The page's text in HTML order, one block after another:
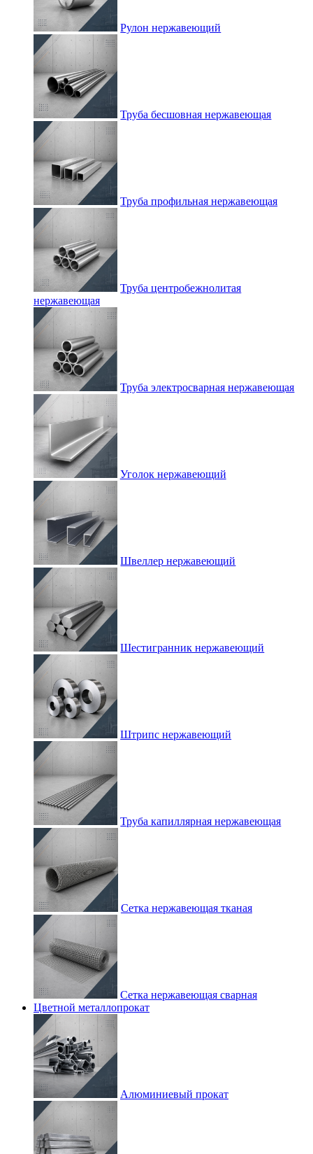
Рулон нержавеющий
Труба бесшовная нержавеющая
Труба профильная нержавеющая
Труба центробежнолитая
нержавеющая
Труба электросварная нержавеющая
Уголок нержавеющий
Швеллер нержавеющий
Шестигранник нержавеющий
Штрипс нержавеющий
Труба капиллярная нержавеющая
Сетка нержавеющая тканая
Сетка нержавеющая сварная
Цветной металлопрокат
Алюминиевый прокат